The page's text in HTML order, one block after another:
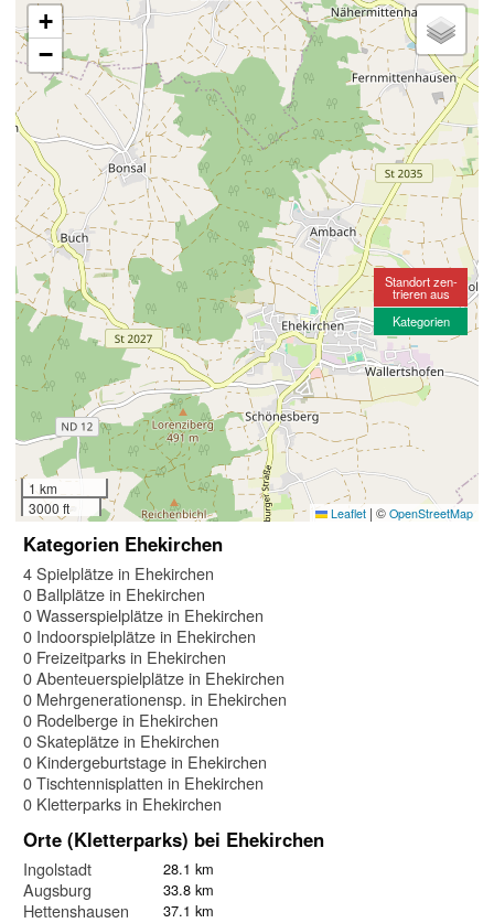
+
−
1 km
3000 ft
Leaflet | © OpenStreetMap
Standort zen-
trieren aus
Kategorien
Kategorien Ehekirchen
4 Spielplätze in Ehekirchen
0 Ballplätze in Ehekirchen
0 Wasserspielplätze in Ehekirchen
0 Indoorspielplätze in Ehekirchen
0 Freizeitparks in Ehekirchen
0 Abenteuerspielplätze in Ehekirchen
0 Mehrgenerationensp. in Ehekirchen
0 Rodelberge in Ehekirchen
0 Skateplätze in Ehekirchen
0 Kindergeburtstage in Ehekirchen
0 Tischtennisplatten in Ehekirchen
0 Kletterparks in Ehekirchen
Orte (Kletterparks) bei Ehekirchen
Ingolstadt 28.1 km
Augsburg 33.8 km
Hettenshausen 37.1 km